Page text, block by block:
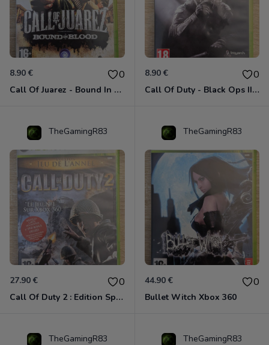
8.90 € 0
Call Of Juarez - Bound In Blood Xbox 360
8.90 € 0
Call Of Duty - Black Ops II Xbox 360
TheGamingR83
27.90 € 0
Call Of Duty 2 : Edition Spéciale Xbox 360 GOTY
TheGamingR83
44.90 € 0
Bullet Witch Xbox 360
TheGamingR83 TheGamingR83